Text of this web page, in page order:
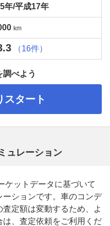
年/平成17年
km
（16件）
べよう
スタート
ュレーション
ケットデータに基づいて
ションです。車のコンデ
定額は変動するため、よ
は、査定依頼をご利用くだ